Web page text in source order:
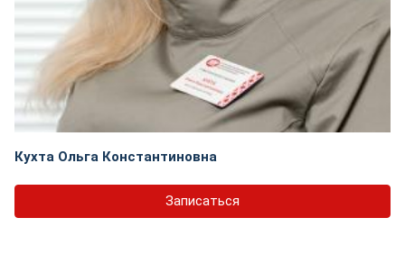
Кухта Ольга Константиновна
Записаться